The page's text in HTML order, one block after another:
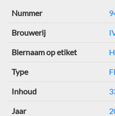
Nummer
Brouwerij
Biernaam op etiket
Type
Inhoud
Jaar